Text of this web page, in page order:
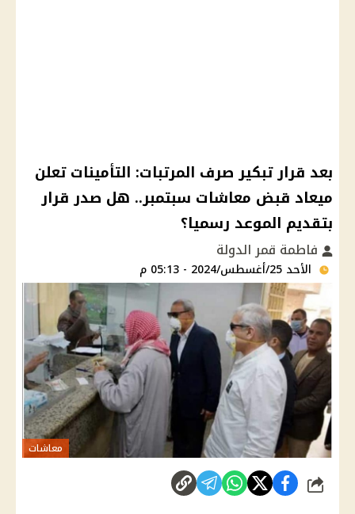
بعد قرار تبكير صرف المرتبات: التأمينات تعلن
ميعاد قبض معاشات سبتمبر.. هل صدر قرار
بتقديم الموعد رسميا؟
فاطمة قمر الدولة
الأحد 25/أغسطس/2024 - 05:13 م
معاشات
شارك